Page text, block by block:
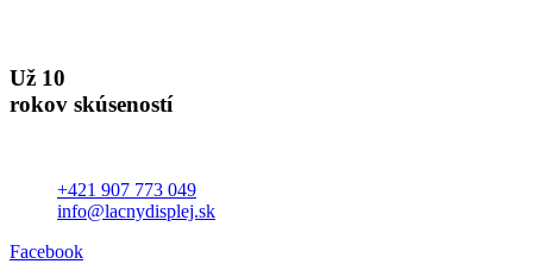
Už 10
rokov skúseností
+421 907 773 049
info@lacnydisplej.sk
Facebook